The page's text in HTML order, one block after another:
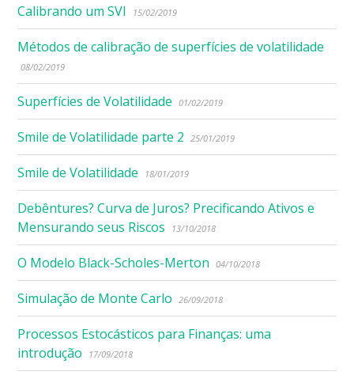
Calibrando um SVI 15/02/2019
Métodos de calibração de superfícies de volatilidade
08/02/2019
Superfícies de Volatilidade 01/02/2019
Smile de Volatilidade parte 2 25/01/2019
Smile de Volatilidade 18/01/2019
Debêntures? Curva de Juros? Precificando Ativos e
Mensurando seus Riscos
13/10/2018
O Modelo Black-Scholes-Merton 04/10/2018
Simulação de Monte Carlo 26/09/2018
Processos Estocásticos para Finanças: uma
introdução
17/09/2018